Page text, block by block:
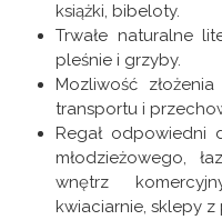
książki, bibeloty.
Trwałe naturalne
pleśnie i grzyby.
Mozliwość
transportu i
Regał odpowiedni
młodzieżowego,
wnętrz
kwiaciarnie, sklepy